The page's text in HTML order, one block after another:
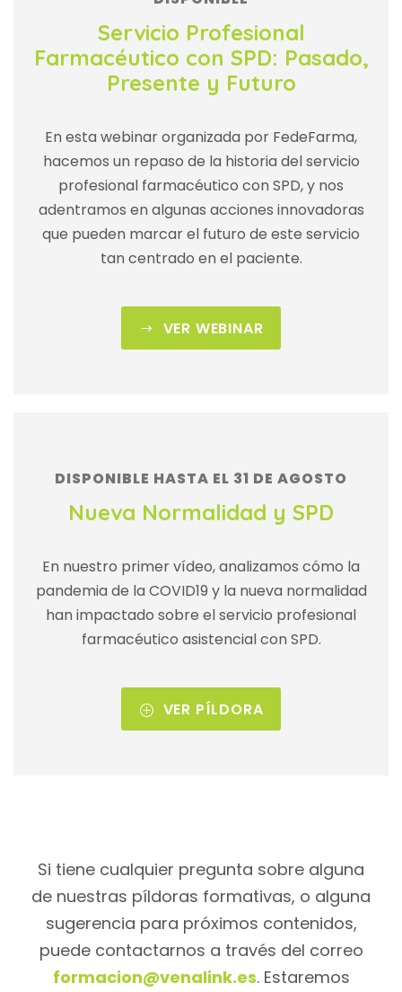
Servicio Profesional
Farmacéutico con SPD: Pasado,
Presente y Futuro
En esta webinar organizada por FedeFarma,
hacemos un repaso de la historia del servicio
profesional farmacéutico con SPD, y nos
adentramos en algunas acciones innovadoras
que pueden marcar el futuro de este servicio
tan centrado en el paciente.
VER WEBINAR
DISPONIBLE HASTA EL 31 DE AGOSTO
Nueva Normalidad y SPD
En nuestro primer vídeo, analizamos cómo la
pandemia de la COVID19 y la nueva normalidad
han impactado sobre el servicio profesional
farmacéutico asistencial con SPD.
VER PÍLDORA
Si tiene cualquier pregunta sobre alguna
de nuestras píldoras formativas, o alguna
sugerencia para próximos contenidos,
puede contactarnos a través del correo
formacion@venalink.es. Estaremos